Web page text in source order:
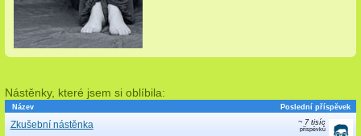
Nástěnky, které jsem si oblíbila:
Název Poslední příspěvek
Zkušební nástěnka ~ 7 tisíc